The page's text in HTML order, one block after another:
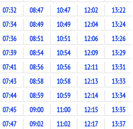
07:32 08:47 10:47 12:02 13:22
07:34 08:49 10:49 12:04 13:24
07:36 08:51 10:51 12:06 13:26
07:39 08:54 10:54 12:09 13:29
07:41 08:56 10:56 12:11 13:31
07:43 08:58 10:58 12:13 13:33
07:44 08:59 10:59 12:14 13:34
07:45 09:00 11:00 12:15 13:35
07:47 09:02 11:02 12:17 13:37